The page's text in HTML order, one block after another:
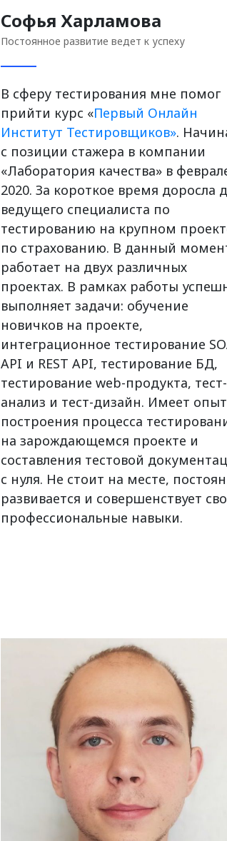
Софья Харламова
Постоянное развитие ведет к успеху
В сферу тестирования мне помог
прийти курс «Первый Онлайн
Институт Тестировщиков».
с позиции стажера в компании
«Лаборатория качества» в
2020. За короткое время доросла
ведущего специалиста по
тестированию на крупном
по страхованию. В данный
работает на двух различных
проектах. В рамках работы
выполняет задачи: обучение
новичков на проекте,
интеграционное тестирование
API и REST API, тестирование БД,
тестирование web-продукта, тест-
анализ и тест-дизайн. Имеет опыт
построения процесса
на зарождающемся проекте и
составления тестовой
с нуля. Не стоит на месте,
развивается и совершенствует
профессиональные навыки.